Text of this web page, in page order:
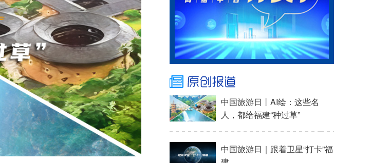
中国旅游日丨AI绘：这些名
人，都给福建“种过草”
中国旅游日｜跟着卫星“打卡”福